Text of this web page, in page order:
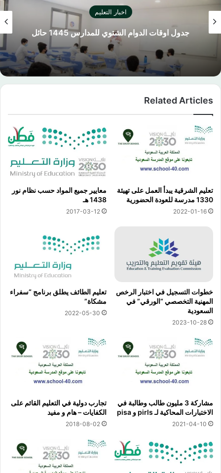
اخبار التعليم
جدول اوقات الدوام الشتوي للمدارس 1445 حائل
Related Articles
تعليم الشرقية يبدأ العمل على تهيئة
1330 مدرسة للعودة الحضورية
2022-01-16
معايير جميع المواد حسب نظام نور
1438 هـ
2017-03-12
خطوات التسجيل في اختبار الرخص
المهنية التخصصي “الورقي” في
السعودية
2023-10-28
تعليم الطائف يطلق برنامج “سفراء
مشكاة”
2022-05-30
مشاركة 3 مليون طالب وطالبة في
الاختبارات المحاكية لـ pirls و pisa
2021-04-10
تجارب دولية في التعليم القائم على
الكفايات – هام و مفيد
2018-08-02